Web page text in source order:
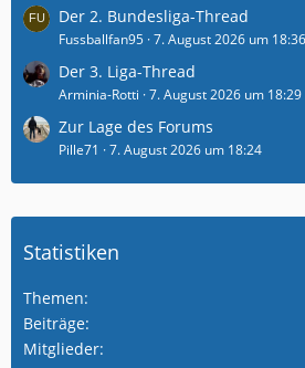
Der 2. Bundesliga-Thread
Fussballfan95 7. August 2026 um 18:36
Der 3. Liga-Thread
Arminia-Rotti 7. August 2026 um 18:29
Zur Lage des Forums
Pille71 7. August 2026 um 18:24
Statistiken
Themen
Beiträge
Mitglieder